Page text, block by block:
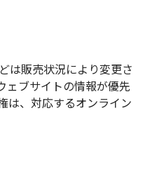
は販売状況により変更さ
ェブサイトの情報が優先
は、対応するオンライン